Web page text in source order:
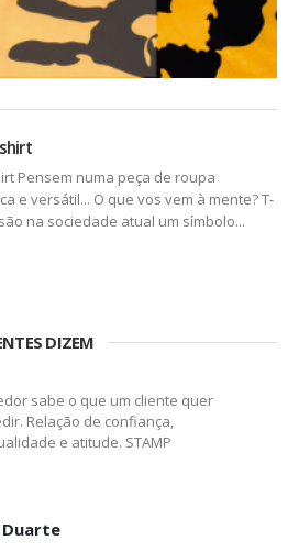
Pensem numa peça de roupa
e versátil... O que vos vem à mente? T-
na sociedade atual um símbolo...
DIZEM
e excelência, tanto nas
tecido das camisolas quando é
recomendo! 5 estrelas!